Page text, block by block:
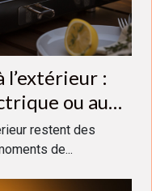
l’extérieur :
ou au
restent des
de...